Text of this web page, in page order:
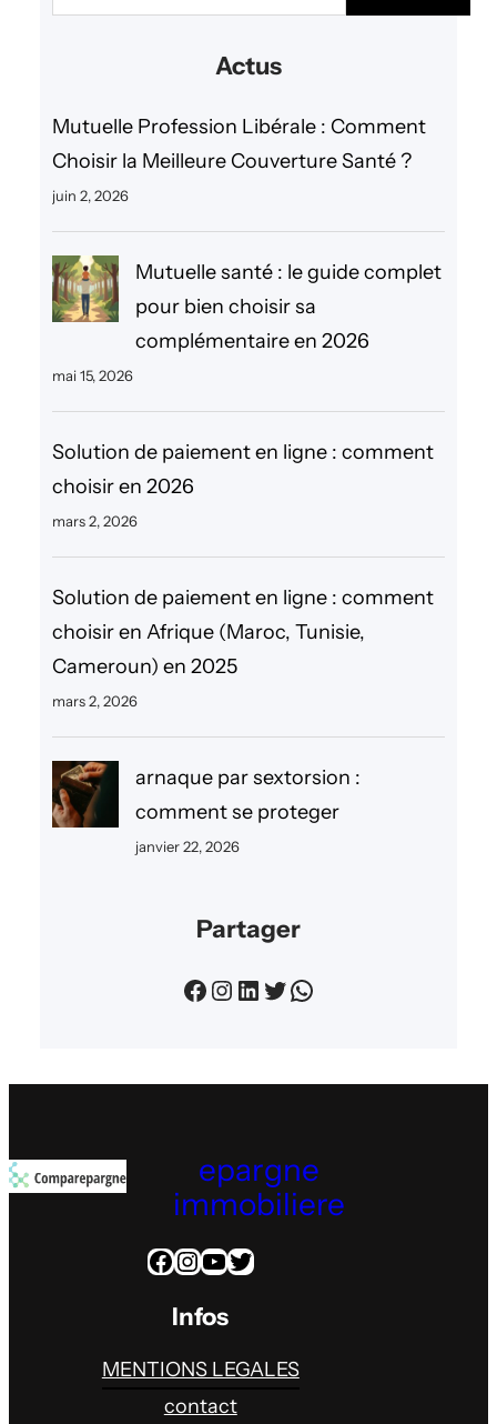
c
h
r
Actus
Mutuelle Profession Libérale : Comment
Choisir la Meilleure Couverture Santé ?
juin 2, 2026
Mutuelle santé : le guide complet
pour bien choisir sa
complémentaire en 2026
mai 15, 2026
Solution de paiement en ligne : comment
choisir en 2026
mars 2, 2026
Solution de paiement en ligne : comment
choisir en Afrique (Maroc, Tunisie,
Cameroun) en 2025
mars 2, 2026
arnaque par sextorsion :
comment se proteger
janvier 22, 2026
Partager
Facebook Instagram LinkedIn Twitter WhatsApp
epargne
immobiliere
Facebook InstagramYouTube Twitter
Infos
MENTIONS LEGALES
contact